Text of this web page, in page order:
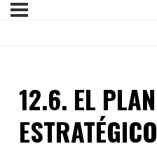
12.6. EL PLAN
ESTRATÉGICO